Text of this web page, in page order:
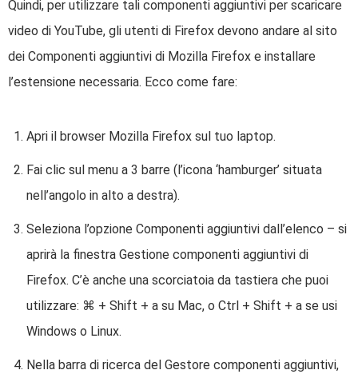
Quindi, per utilizzare tali componenti aggiuntivi per scaricare
video di YouTube, gli utenti di Firefox devono andare al sito
dei Componenti aggiuntivi di Mozilla Firefox e installare
l’estensione necessaria. Ecco come fare:
Apri il browser Mozilla Firefox sul tuo laptop.
Fai clic sul menu a 3 barre (l’icona ‘hamburger’ situata
nell’angolo in alto a destra).
Seleziona l’opzione Componenti aggiuntivi dall’elenco – si
aprirà la finestra Gestione componenti aggiuntivi di
Firefox. C’è anche una scorciatoia da tastiera che puoi
utilizzare: ⌘ + Shift + a su Mac, o Ctrl + Shift + a se usi
Windows o Linux.
Nella barra di ricerca del Gestore componenti aggiuntivi,